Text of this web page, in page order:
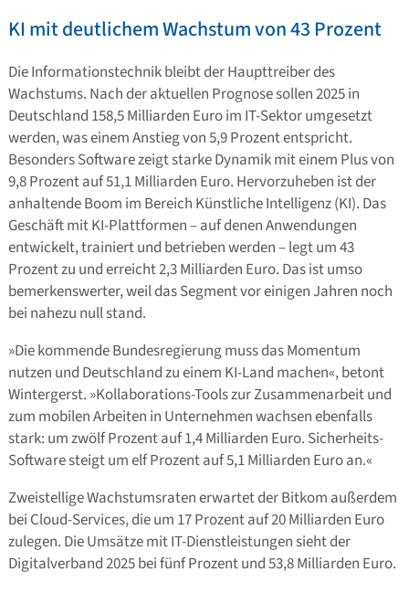
KI mit deutlichem Wachstum von 43 Prozent
Die Informationstechnik bleibt der Haupttreiber des
Wachstums. Nach der aktuellen Prognose sollen 2025 in
Deutschland 158,5 Milliarden Euro im IT-Sektor umgesetzt
werden, was einem Anstieg von 5,9 Prozent entspricht.
Besonders Software zeigt starke Dynamik mit einem Plus von
9,8 Prozent auf 51,1 Milliarden Euro. Hervorzuheben ist der
anhaltende Boom im Bereich Künstliche Intelligenz (KI). Das
Geschäft mit KI-Plattformen – auf denen Anwendungen
entwickelt, trainiert und betrieben werden – legt um 43
Prozent zu und erreicht 2,3 Milliarden Euro. Das ist umso
bemerkenswerter, weil das Segment vor einigen Jahren noch
bei nahezu null stand.
»Die kommende Bundesregierung muss das Momentum
nutzen und Deutschland zu einem KI-Land machen«, betont
Wintergerst. »Kollaborations-Tools zur Zusammenarbeit und
zum mobilen Arbeiten in Unternehmen wachsen ebenfalls
stark: um zwölf Prozent auf 1,4 Milliarden Euro. Sicherheits-
Software steigt um elf Prozent auf 5,1 Milliarden Euro an.«
Zweistellige Wachstumsraten erwartet der Bitkom außerdem
bei Cloud-Services, die um 17 Prozent auf 20 Milliarden Euro
zulegen. Die Umsätze mit IT-Dienstleistungen sieht der
Digitalverband 2025 bei fünf Prozent und 53,8 Milliarden Euro.